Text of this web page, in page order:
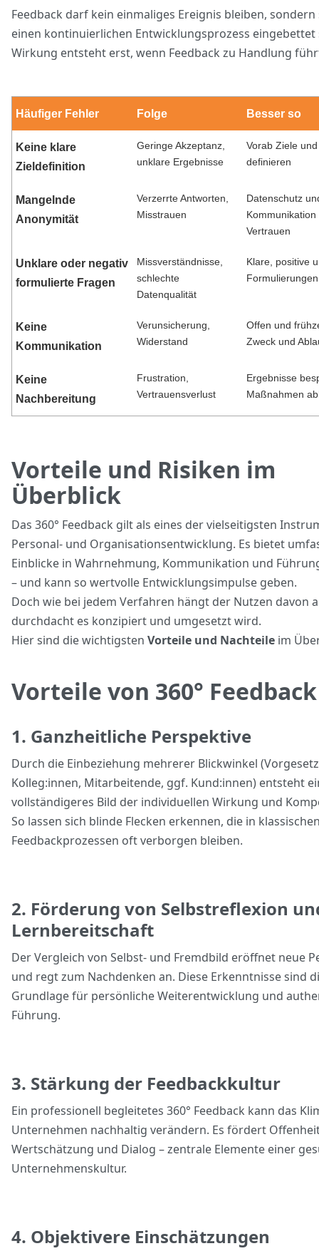
Feedback darf kein einmaliges Ereignis bleiben,
einen kontinuierlichen Entwicklungsprozess eingebettet
Wirkung entsteht erst, wenn Feedback zu Handlung
Häufiger Fehler Folge Besser so
Keine klare
Zieldefinition
Geringe Akzeptanz,
unklare Ergebnisse
Vorab Ziele
definieren
Mangelnde
Anonymität
Verzerrte Antworten,
Misstrauen
Datenschutz
Kommunikation
Vertrauen
Unklare oder negativ
formulierte Fragen
Missverständnisse,
schlechte
Datenqualität
Klare, positive
Formulierungen
Keine
Kommunikation
Verunsicherung,
Widerstand
Offen und
Zweck und
Keine
Nachbereitung
Frustration,
Vertrauensverlust
Ergebnisse
Maßnahmen
Vorteile und Risiken im
Überblick
Das 360° Feedback gilt als eines der vielseitigsten
Personal- und Organisationsentwicklung. Es bietet
Einblicke in Wahrnehmung, Kommunikation und
– und kann so wertvolle Entwicklungsimpulse geben.
Doch wie bei jedem Verfahren hängt der Nutzen davon
durchdacht es konzipiert und umgesetzt wird.
Hier sind die wichtigsten Vorteile und Nachteile im
Vorteile von 360° Feedback
1. Ganzheitliche Perspektive
Durch die Einbeziehung mehrerer Blickwinkel
Kolleg:innen, Mitarbeitende, ggf. Kund:innen) entsteht
vollständigeres Bild der individuellen Wirkung und
So lassen sich blinde Flecken erkennen, die in
Feedbackprozessen oft verborgen bleiben.
2. Förderung von Selbstreflexion
Lernbereitschaft
Der Vergleich von Selbst- und Fremdbild eröffnet neue
und regt zum Nachdenken an. Diese Erkenntnisse sind
Grundlage für persönliche Weiterentwicklung und
Führung.
3. Stärkung der Feedbackkultur
Ein professionell begleitetes 360° Feedback kann das
Unternehmen nachhaltig verändern. Es fördert
Wertschätzung und Dialog – zentrale Elemente einer
Unternehmenskultur.
4. Objektivere Einschätzungen